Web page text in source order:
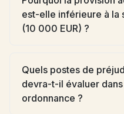
est-elle inférieure à la
(10 000 EUR) ?
Quels postes de
devra-t-il évaluer
ordonnance ?